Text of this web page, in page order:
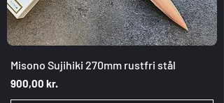
Misono Sujihiki 270mm rustfri stål
Pris
900,00 kr.